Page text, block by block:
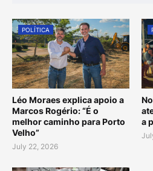
POLÍTICA
Léo Moraes explica apoio a
Marcos Rogério: “É o
melhor caminho para Porto
Velho”
July 22, 2026
a